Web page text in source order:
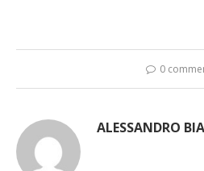
0
ALESSANDRO